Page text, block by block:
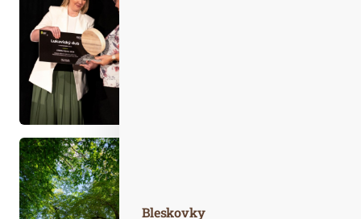
Bleskovky